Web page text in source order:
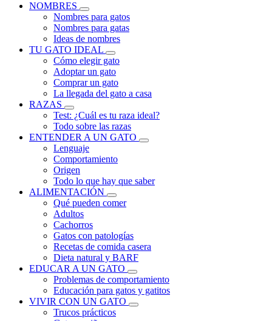
NOMBRES
Nombres para gatos
Nombres para gatas
Ideas de nombres
TU GATO IDEAL
Cómo elegir gato
Adoptar un gato
Comprar un gato
La llegada del gato a casa
RAZAS
Test: ¿Cuál es tu raza ideal?
Todo sobre las razas
ENTENDER A UN GATO
Lenguaje
Comportamiento
Origen
Todo lo que hay que saber
ALIMENTACIÓN
Qué pueden comer
Adultos
Cachorros
Gatos con patologías
Recetas de comida casera
Dieta natural y BARF
EDUCAR A UN GATO
Problemas de comportamiento
Educación para gatos y gatitos
VIVIR CON UN GATO
Trucos prácticos